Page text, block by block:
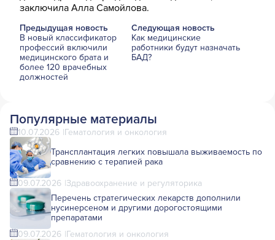
заключила Алла Самойлова.
Предыдущая новость
В новый классификатор
профессий включили
медицинского брата и
более 120 врачебных
должностей
Следующая новость
Как медицинские
работники будут назначать
БАД?
Популярные материалы
10.07.2026 Гематология и онкология
Трансплантация легких повышала выживаемость по
сравнению с терапией рака
09.07.2026 Здравоохранение и регуляторика
Перечень стратегических лекарств дополнили
нусинерсеном и другими дорогостоящими
препаратами
09.07.2026 Гематология и онкология